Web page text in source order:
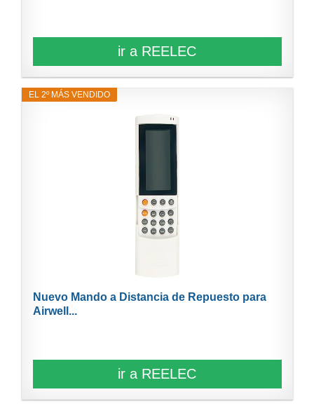
ir a REELEC
EL 2º MÁS VENDIDO
Nuevo Mando a Distancia de Repuesto para
Airwell...
ir a REELEC